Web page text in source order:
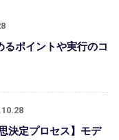
るポイントや実行のコ
決定プロセス】モデ